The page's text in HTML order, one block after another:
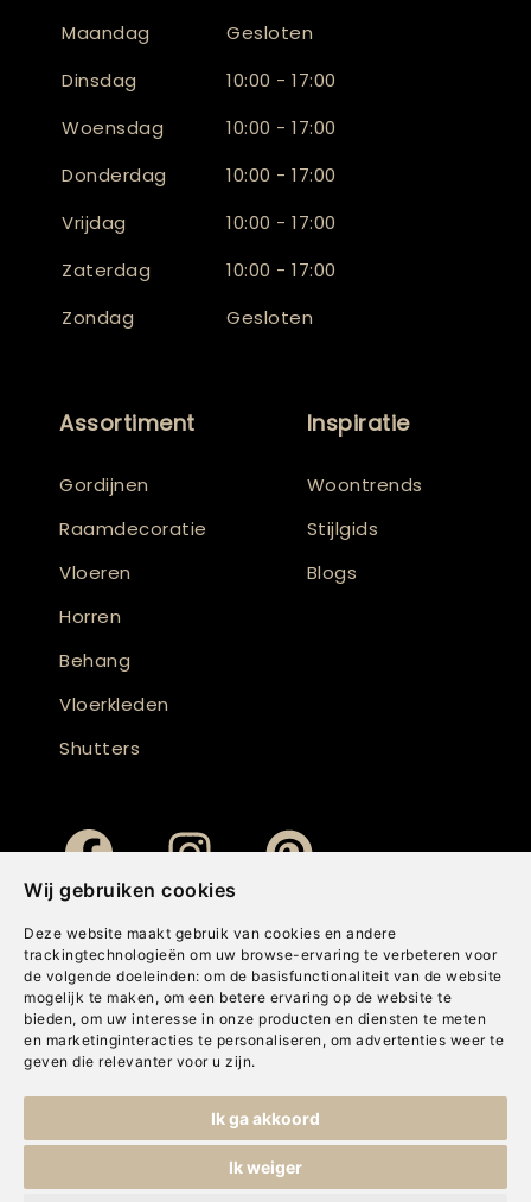
Wij gebruiken cookies
Deze website maakt gebruik van cookies en andere
trackingtechnologieën om uw browse-ervaring te verbeteren voor
de volgende doeleinden: om de basisfunctionaliteit van de website
mogelijk te maken , om een betere ervaring op de website te
bieden, om uw interesse in onze producten en diensten te meten
en marketinginteracties te personaliseren , om advertenties weer te
geven die relevanter voor u zijn.
Ik ga akkoord
Ik weiger
Maandag
Gesloten
Dinsdag
10:00 - 17:00
Woensdag
10:00 - 17:00
Donderdag
10:00 - 17:00
Vrijdag
10:00 - 17:00
Zaterdag
10:00 - 17:00
Zondag
Gesloten
Assortiment
Gordijnen
Raamdecoratie
Vloeren
Horren
Behang
Vloerkleden
Shutters
Inspiratie
Woontrends
Stijlgids
Blogs
Cookies